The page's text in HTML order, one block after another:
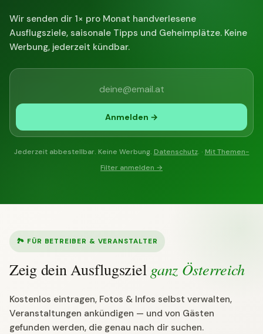
Wir senden dir 1× pro Monat handverlesene
Ausflugsziele, saisonale Tipps und Geheimplätze. Keine
Werbung, jederzeit kündbar.
Anmelden →
Jederzeit abbestellbar. Keine Werbung. Datenschutz. · Mit Themen-
Filter anmelden →
🏞 FÜR BETREIBER & VERANSTALTER
Zeig dein Ausflugsziel ganz Österreich
Kostenlos eintragen, Fotos & Infos selbst verwalten,
Veranstaltungen ankündigen — und von Gästen
gefunden werden, die genau nach dir suchen.